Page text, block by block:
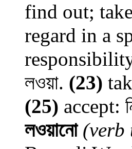
find out;
regard in a
লওয়া. (23)
(25) accept:
লওয়ানো (verb